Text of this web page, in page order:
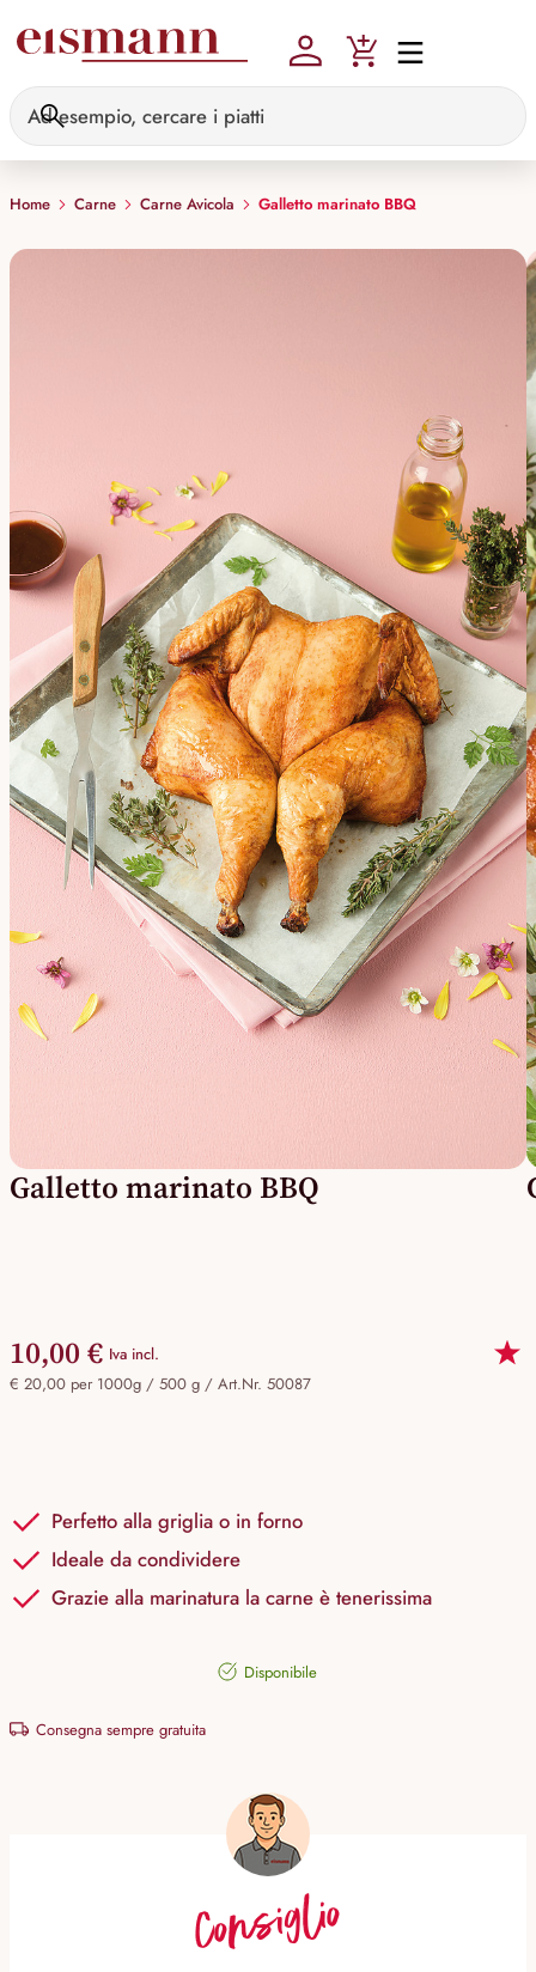
Home Carne Carne Avicola Galletto marinato BBQ
Galletto marinato BBQ
10,00 € Iva incl.
€ 20,00 per 1000g / 500 g / Art.Nr. 50087
Perfetto alla griglia o in forno
Ideale da condividere
Grazie alla marinatura la carne è tenerissima
Disponibile
Consegna sempre gratuita
Consiglio